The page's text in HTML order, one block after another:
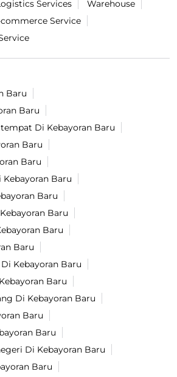
Services
Warehouse
commerce Service
Baru
Baru
Di Kebayoran Baru
Baru
Baru
Baru
Baru
Baru
Baru
Baru
Kebayoran Baru
Baru
Di Kebayoran Baru
Baru
Baru
Di Kebayoran Baru
Baru